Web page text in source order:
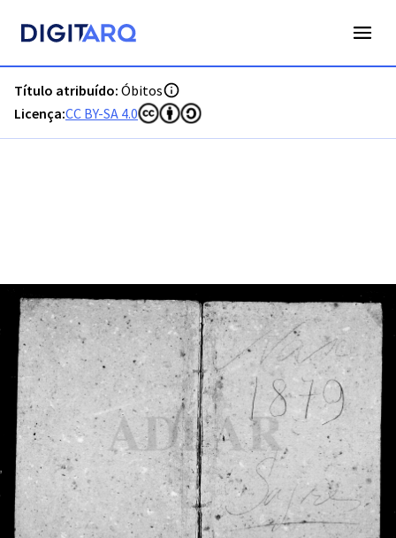
Título atribuído: Óbitos
Licença:CC BY-SA 4.0